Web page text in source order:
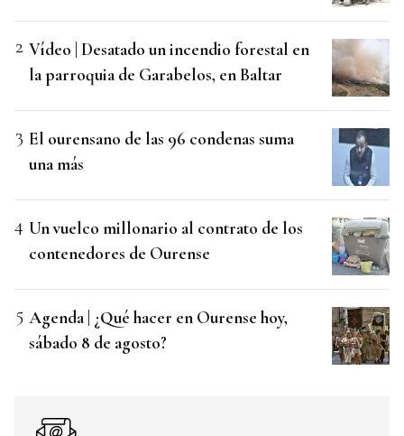
Vídeo | Desatado un incendio forestal en
la parroquia de Garabelos, en Baltar
El ourensano de las 96 condenas suma
una más
Un vuelco millonario al contrato de los
contenedores de Ourense
Agenda | ¿Qué hacer en Ourense hoy,
sábado 8 de agosto?